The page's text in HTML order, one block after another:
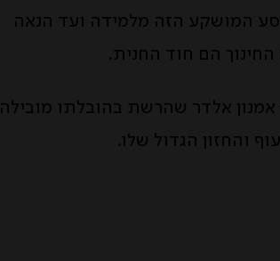
המושקע הזה מלמידה ועד הנאה
הם חוד החנית.
אלדר שהרשת בהובלתו מובילה
והחזון הגדול שלו.